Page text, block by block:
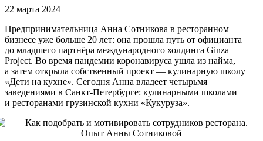
22 марта 2024
Предпринимательница Анна Сотникова в ресторанном
бизнесе уже больше 20 лет: она прошла путь от официанта
до младшего партнёра международного холдинга Ginza
Project. Во время пандемии коронавируса ушла из найма,
а затем открыла собственный проект — кулинарную школу
«Дети на кухне». Сегодня Анна владеет четырьмя
заведениями в Санкт-Петербурге: кулинарными школами
и ресторанами грузинской кухни «Кукуруза».